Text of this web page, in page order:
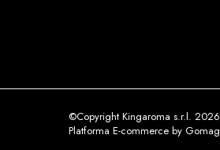
©Copyright Kingaroma s.r.l. 2026
Platforma E-commerce by Gomag